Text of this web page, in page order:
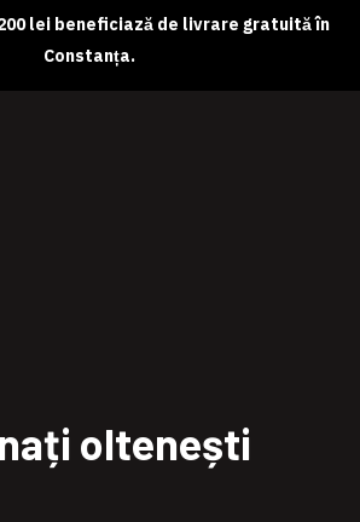
lei beneficiază de livrare gratuită în
Constanța.
oltenești